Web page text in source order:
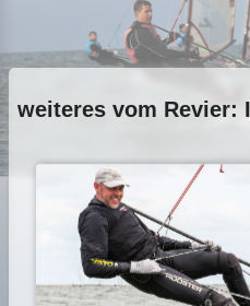
weiteres vom Revier: